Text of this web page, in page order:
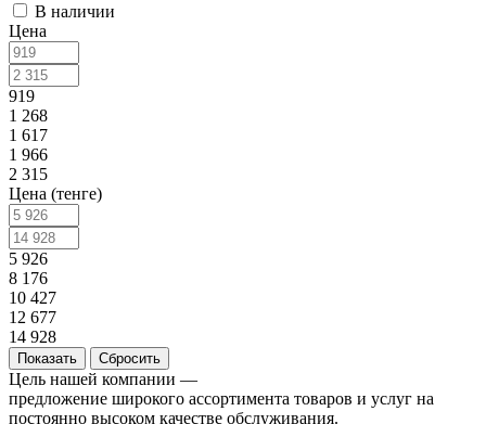
В наличии
Цена
919
1 268
1 617
1 966
2 315
Цена (тенге)
5 926
8 176
10 427
12 677
14 928
Сбросить
Цель нашей компании —
предложение широкого ассортимента товаров и услуг на
постоянно высоком качестве обслуживания.